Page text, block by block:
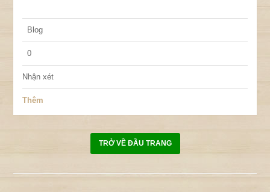
Blog
0
Nhận xét
Thêm
TRỞ VỀ ĐẦU TRANG